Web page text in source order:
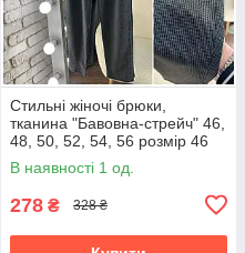
Стильні жіночі брюки,
тканина "Бавовна-стрейч" 46,
48, 50, 52, 54, 56 розмір 46
В наявності 1 од.
278 ₴ 328 ₴